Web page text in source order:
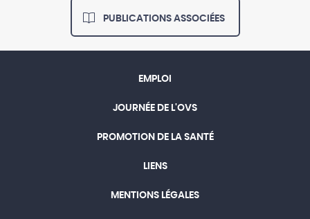
PUBLICATIONS ASSOCIÉES
EMPLOI
JOURNÉE DE L'OVS
PROMOTION DE LA SANTÉ
LIENS
MENTIONS LÉGALES